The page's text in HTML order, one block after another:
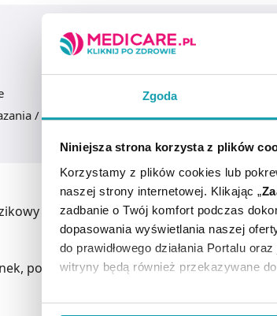
Zgoda
Niniejsza strona korzysta z plików
Korzystamy z plików cookies lub
naszej strony internetowej. Klikając „
zadbanie o Twój komfort podczas
dopasowania wyświetlania naszej
do prawidłowego działania Portalu
witryny będą również przekazywane
Jeżeli chcesz dostosować swoją
/ Informacje o bezpieczeństwie
do stosowania na skórę, szczególnie
po zastosowaniu na skórę hamuje